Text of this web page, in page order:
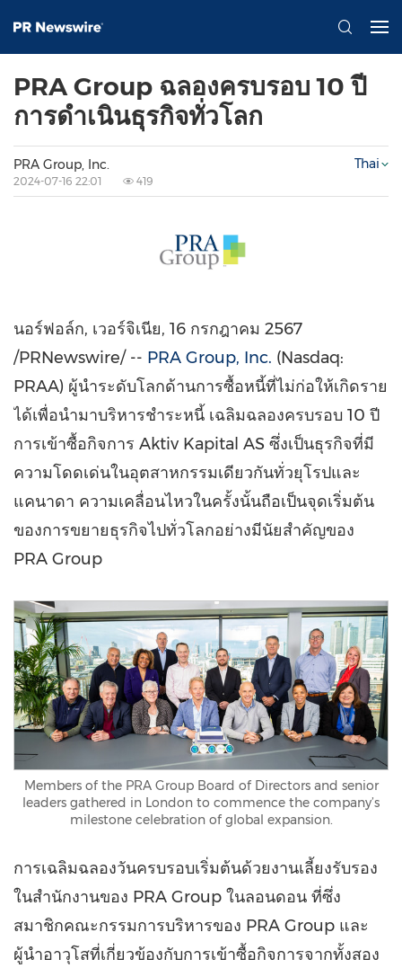
PRA Group ฉลองครบรอบ 10 ปี
การดำเนินธุรกิจทั่วโลก
PRA Group, Inc.
2024-07-16 22:01 419
Thai
นอร์ฟอล์ก, เวอร์จิเนีย, 16 กรกฎาคม 2567
/PRNewswire/ -- PRA Group, Inc. (Nasdaq:
PRAA) ผู้นำระดับโลกด้านการซื้อหนี้ที่ไม่ก่อให้เกิดราย
ได้เพื่อนำมาบริหารชำระหนี้ เฉลิมฉลองครบรอบ 10 ปี
การเข้าซื้อกิจการ Aktiv Kapital AS ซึ่งเป็นธุรกิจที่มี
ความโดดเด่นในอุตสาหกรรมเดียวกันทั่วยุโรปและ
แคนาดา ความเคลื่อนไหวในครั้งนั้นถือเป็นจุดเริ่มต้น
ของการขยายธุรกิจไปทั่วโลกอย่างมีนัยสำคัญของ
PRA Group
Members of the PRA Group Board of Directors and senior
leaders gathered in London to commence the company’s
milestone celebration of global expansion.
การเฉลิมฉลองวันครบรอบเริ่มต้นด้วยงานเลี้ยงรับรอง
ในสำนักงานของ PRA Group ในลอนดอน ที่ซึ่ง
สมาชิกคณะกรรมการบริหารของ PRA Group และ
ผู้นำอาวุโสที่เกี่ยวข้องกับการเข้าซื้อกิจการจากทั้งสอง